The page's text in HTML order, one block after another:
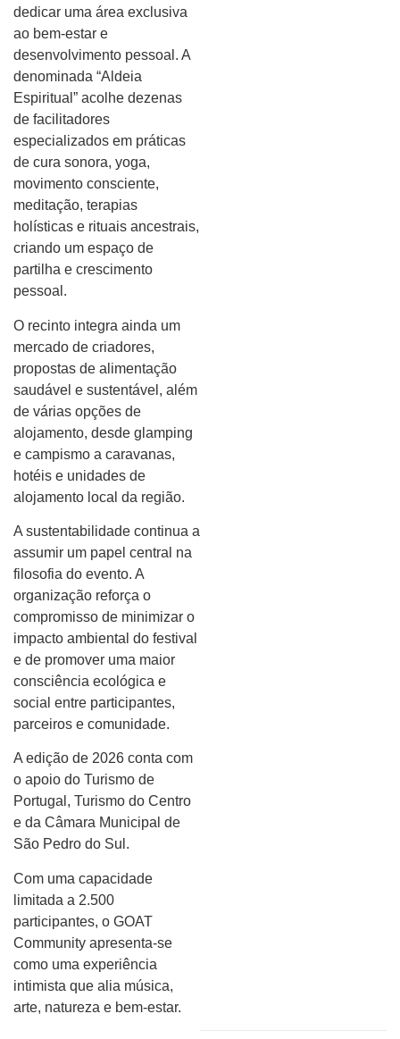
dedicar uma área exclusiva
ao bem-estar e
desenvolvimento pessoal. A
denominada “Aldeia
Espiritual” acolhe dezenas
de facilitadores
especializados em práticas
de cura sonora, yoga,
movimento consciente,
meditação, terapias
holísticas e rituais ancestrais,
criando um espaço de
partilha e crescimento
pessoal.
O recinto integra ainda um
mercado de criadores,
propostas de alimentação
saudável e sustentável, além
de várias opções de
alojamento, desde glamping
e campismo a caravanas,
hotéis e unidades de
alojamento local da região.
A sustentabilidade continua a
assumir um papel central na
filosofia do evento. A
organização reforça o
compromisso de minimizar o
impacto ambiental do festival
e de promover uma maior
consciência ecológica e
social entre participantes,
parceiros e comunidade.
A edição de 2026 conta com
o apoio do Turismo de
Portugal, Turismo do Centro
e da Câmara Municipal de
São Pedro do Sul.
Com uma capacidade
limitada a 2.500
participantes, o GOAT
Community apresenta-se
como uma experiência
intimista que alia música,
arte, natureza e bem-estar.